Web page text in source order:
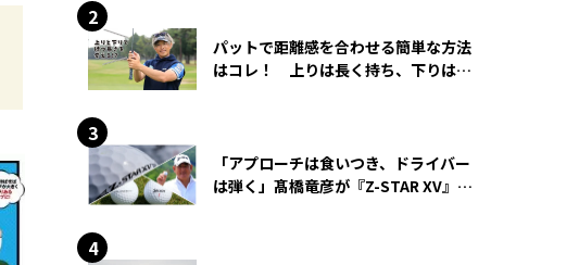
パットで距離感を合わせる簡単な方法
はコレ！ 上りは長く持ち、下りは短
「アプローチは食いつき、ドライバー
は弾く」髙橋竜彦が『Z-STAR XV』を